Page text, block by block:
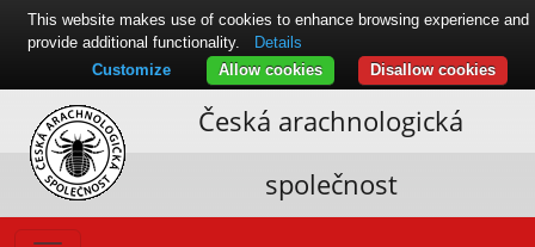
Česká arachnologická
společnost
This website makes use of cookies to enhance browsing experience and
provide additional functionality.
Details
Disallow cookies
Allow cookies
Customize